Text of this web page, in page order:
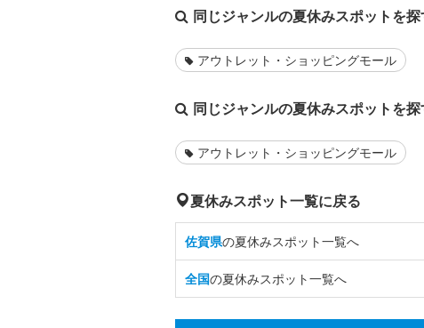
同じジャンルの夏休みスポットを探
アウトレット・ショッピングモール
同じジャンルの夏休みスポットを探
アウトレット・ショッピングモール
夏休みスポット一覧に戻る
佐賀県の夏休みスポット一覧へ
全国の夏休みスポット一覧へ